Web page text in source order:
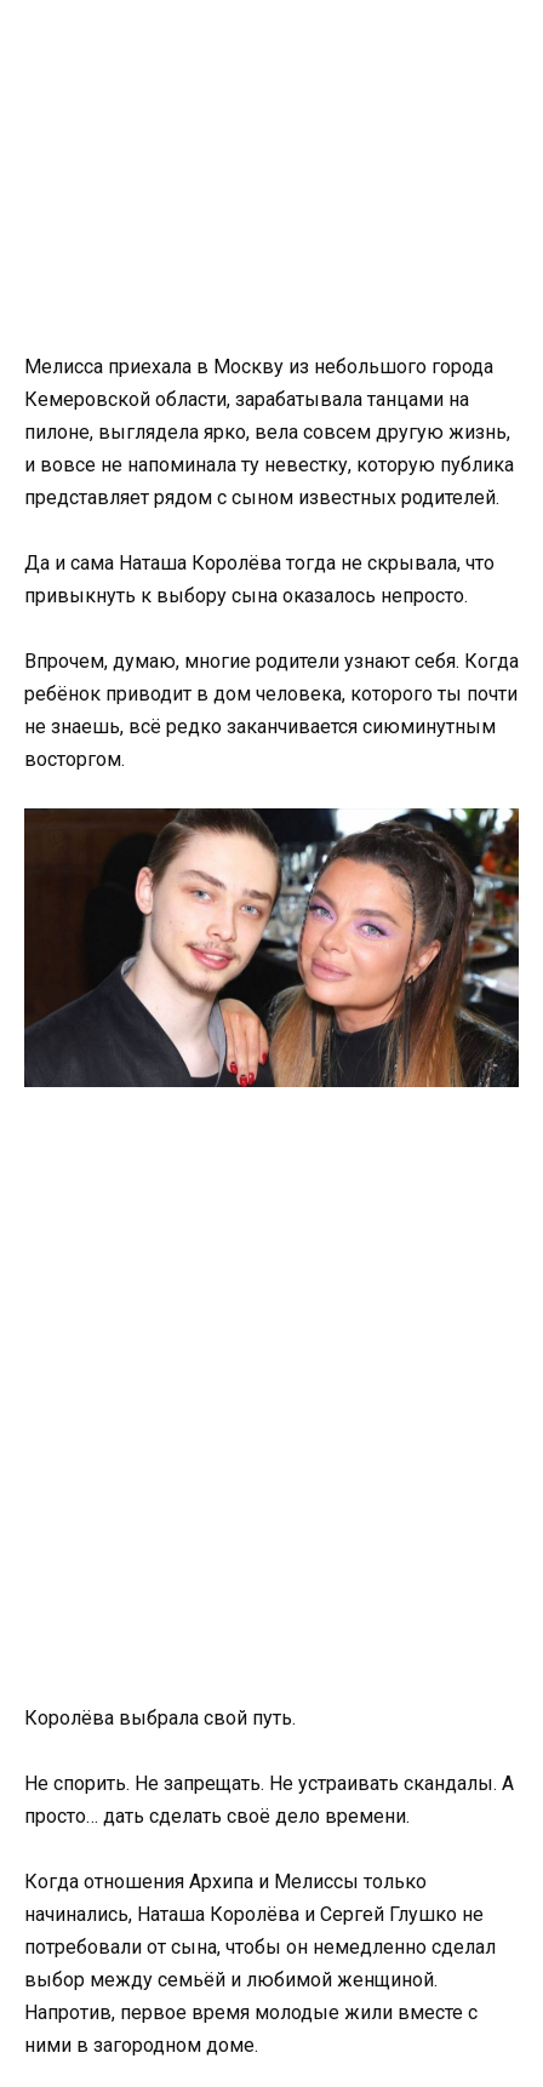
Мелисса приехала в Москву из небольшого города
Кемеровской области, зарабатывала танцами на
пилоне, выглядела ярко, вела совсем другую жизнь,
и вовсе не напоминала ту невестку, которую публика
представляет рядом с сыном известных родителей.
Да и сама Наташа Королёва тогда не скрывала, что
привыкнуть к выбору сына оказалось непросто.
Впрочем, думаю, многие родители узнают себя. Когда
ребёнок приводит в дом человека, которого ты почти
не знаешь, всё редко заканчивается сиюминутным
восторгом.
Королёва выбрала свой путь.
Не спорить. Не запрещать. Не устраивать скандалы. А
просто… дать сделать своё дело времени.
Когда отношения Архипа и Мелиссы только
начинались, Наташа Королёва и Сергей Глушко не
потребовали от сына, чтобы он немедленно сделал
выбор между семьёй и любимой женщиной.
Напротив, первое время молодые жили вместе с
ними в загородном доме.